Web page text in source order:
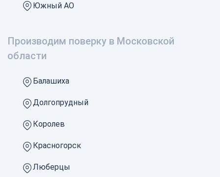
Южный АО
Производим поверку в Московской
области
Балашиха
Долгопрудный
Королев
Красногорск
Люберцы